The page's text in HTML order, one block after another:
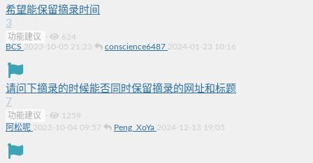
希望能保留摘录时间
3
功能建议 ·
624
BCS 2023-10-05 21:23 conscience6487 2024-01-23 10:16
请问下摘录的时候能否同时保留摘录的网址和标题
7
功能建议 ·
1259
阿松呢 2023-10-04 09:57 Peng_XoYa 2024-12-13 19:05